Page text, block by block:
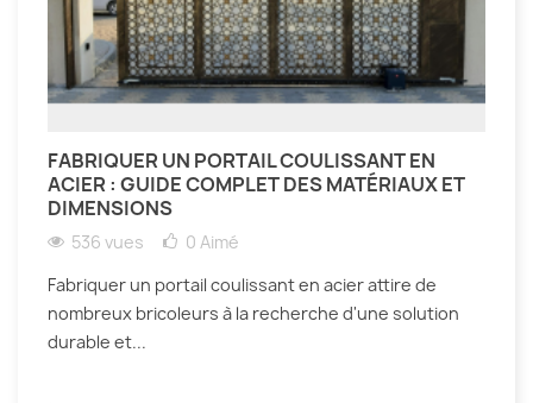
FABRIQUER UN PORTAIL COULISSANT EN
ACIER : GUIDE COMPLET DES MATÉRIAUX ET
DIMENSIONS
536 vues 0 Aimé
Fabriquer un portail coulissant en acier attire de
nombreux bricoleurs à la recherche d'une solution
durable et...